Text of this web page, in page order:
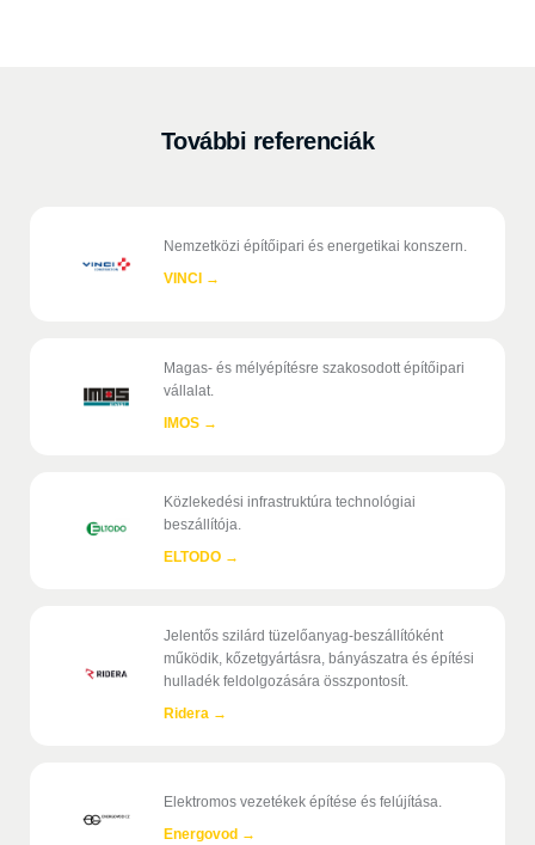
További referenciák
Nemzetközi építőipari és energetikai konszern.
VINCI →
Magas- és mélyépítésre szakosodott építőipari
vállalat.
IMOS →
Közlekedési infrastruktúra technológiai
beszállítója.
ELTODO →
Jelentős szilárd tüzelőanyag-beszállítóként
működik, kőzetgyártásra, bányászatra és építési
hulladék feldolgozására összpontosít.
Ridera →
Elektromos vezetékek építése és felújítása.
Energovod →